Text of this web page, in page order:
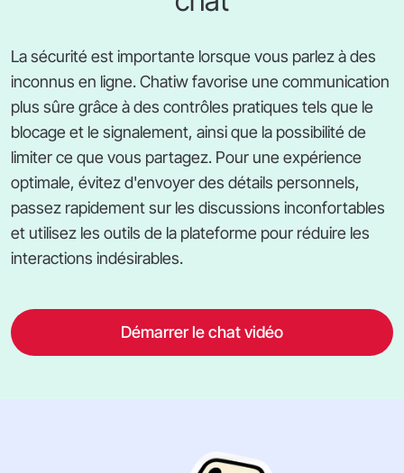
La sécurité est importante lorsque vous parlez à des
inconnus en ligne. Chatiw favorise une communication
plus sûre grâce à des contrôles pratiques tels que le
blocage et le signalement, ainsi que la possibilité de
limiter ce que vous partagez. Pour une expérience
optimale, évitez d'envoyer des détails personnels,
passez rapidement sur les discussions inconfortables
et utilisez les outils de la plateforme pour réduire les
interactions indésirables.
Démarrer le chat vidéo